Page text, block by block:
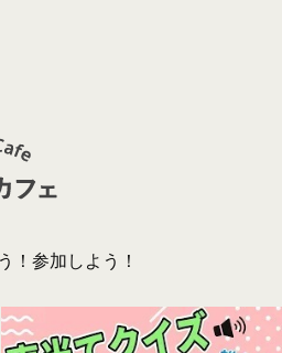
！参加しよう！